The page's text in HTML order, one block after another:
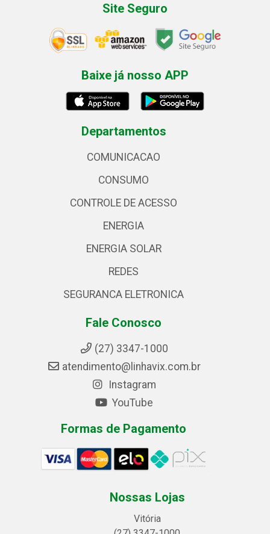
Site Seguro
Baixe já nosso APP
Departamentos
COMUNICACAO
CONSUMO
CONTROLE DE ACESSO
ENERGIA
ENERGIA SOLAR
REDES
SEGURANCA ELETRONICA
Fale Conosco
(27) 3347-1000
atendimento@linhavix.com.br
Instagram
YouTube
Formas de Pagamento
Nossas Lojas
Vitória